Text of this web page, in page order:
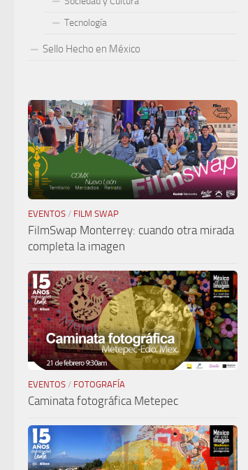
Tecnología
Sello Hecho en México
EVENTOS / FILM SWAP
FilmSwap Monterrey: cuando otra mirada
completa la imagen
EVENTOS / FOTOGRAFÍA
Caminata fotográfica Metepec